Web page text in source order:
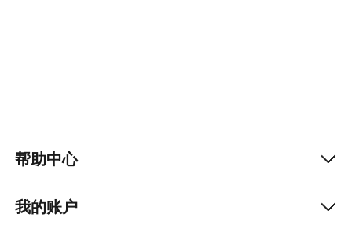
帮助中心
我的账户